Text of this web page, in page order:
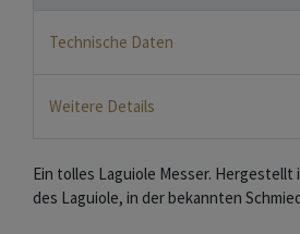
Technische Daten
Weitere Details
Ein tolles Laguiole Messer.
des Laguiole, in der bekannten